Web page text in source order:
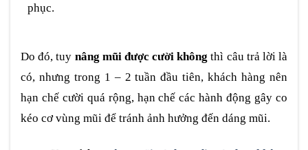
phục.
Do đó, tuy nâng mũi được cười không thì câu trả lời là
có, nhưng trong 1 – 2 tuần đầu tiên, khách hàng nên
hạn chế cười quá rộng, hạn chế các hành động gây co
kéo cơ vùng mũi để tránh ảnh hưởng đến dáng mũi.